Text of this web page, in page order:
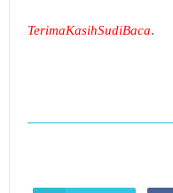
TerimaKasihSudiBaca.